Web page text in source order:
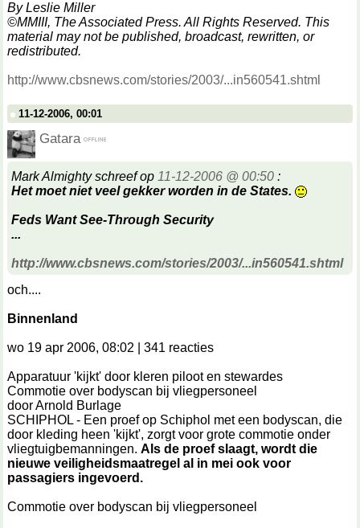
By Leslie Miller
©MMIII, The Associated Press. All Rights Reserved. This
material may not be published, broadcast, rewritten, or
redistributed.
http://www.cbsnews.com/stories/2003/...in560541.shtml
11-12-2006, 00:01
Gatara
Mark Almighty schreef op 11-12-2006 @ 00:50 :
Het moet niet veel gekker worden in de States.
Feds Want See-Through Security
...
http://www.cbsnews.com/stories/2003/...in560541.shtml
och....
Binnenland
wo 19 apr 2006, 08:02 | 341 reacties
Apparatuur 'kijkt' door kleren piloot en stewardes
Commotie over bodyscan bij vliegpersoneel
door Arnold Burlage
SCHIPHOL - Een proef op Schiphol met een bodyscan, die
door kleding heen 'kijkt', zorgt voor grote commotie onder
vliegtuigbemanningen. Als de proef slaagt, wordt die
nieuwe veiligheidsmaatregel al in mei ook voor
passagiers ingevoerd.
Commotie over bodyscan bij vliegpersoneel